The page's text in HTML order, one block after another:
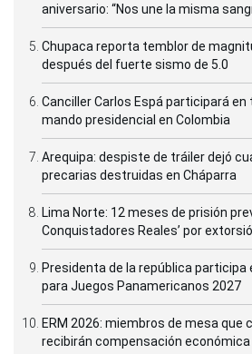
aniversario: “Nos une la misma
Chupaca reporta temblor de
después del fuerte sismo de 5.0
Canciller Carlos Espá participará
mando presidencial en Colombia
Arequipa: despiste de tráiler dejó
precarias destruidas en Cháparra
Lima Norte: 12 meses de prisión
Conquistadores Reales’ por
Presidenta de la república participa
para Juegos Panamericanos 2027
ERM 2026: miembros de mesa que
recibirán compensación económica